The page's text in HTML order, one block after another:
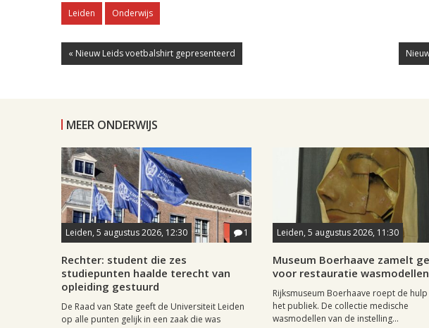
Leiden Onderwijs
« Nieuw Leids voetbalshirt gepresenteerd
MEER ONDERWIJS
Leiden, 5 augustus 2026, 12:30 1
Rechter: student die zes
studiepunten haalde terecht van
opleiding gestuurd
De Raad van State geeft de Universiteit Leiden
op alle punten gelijk in een zaak die was
Leiden, 5 augustus 2026, 11:30
Museum Boerhaave zamelt
voor restauratie wasmodellen
Rijksmuseum Boerhaave roept de hulp
het publiek. De collectie medische
wasmodellen van de instelling...